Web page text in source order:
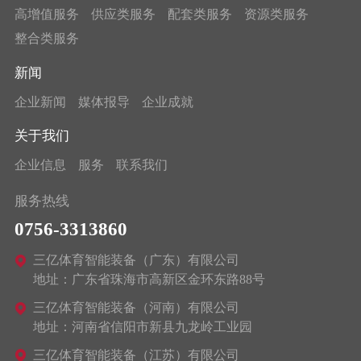
高增值服务 供应类服务 配套类服务
资源类服务
整合类服务
新闻
企业新闻 媒体报导 企业成就
关于我们
企业信息 服务 联系我们
服务热线
0756-3313860
三亿体育智能装备（广东）有限公司
地址：广东省珠海市高新区金环东路88号
三亿体育智能装备（河南）有限公司
地址：河南省信阳市新县九龙岭工业园
三亿体育智能装备（江苏）有限公司